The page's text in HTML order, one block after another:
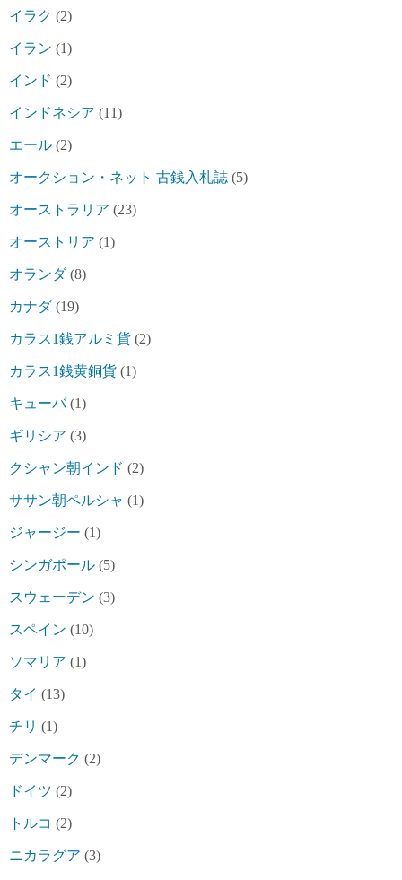
イラク (2)
イラン (1)
インド (2)
インドネシア (11)
エール (2)
オークション・ネット 古銭入札誌 (5)
オーストラリア (23)
オーストリア (1)
オランダ(8)
カナダ(19)
カラス1銭アルミ貨 (2)
カラス1銭黄銅貨 (1)
キューバ(1)
ギリシア (3)
クシャン朝インド (2)
ササン朝ペルシャ (1)
ジャージー (1)
シンガポール (5)
スウェーデン (3)
スペイン (10)
ソマリア (1)
タイ (13)
チリ (1)
デンマーク (2)
ドイツ (2)
トルコ (2)
ニカラグア (3)